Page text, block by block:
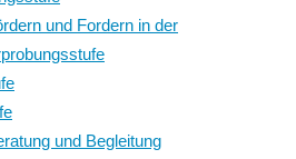
und Fordern in der
und Begleitung